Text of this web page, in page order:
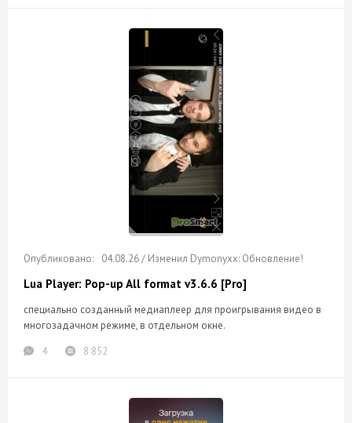
04.08.26 / Изменил Dymonyxx: Обновление!
Lua Player: Pop-up All format v3.6.6 [Pro]
специально созданный медиаплеер для проигрывания видео в
многозадачном режиме, в отдельном окне.
4
8 852